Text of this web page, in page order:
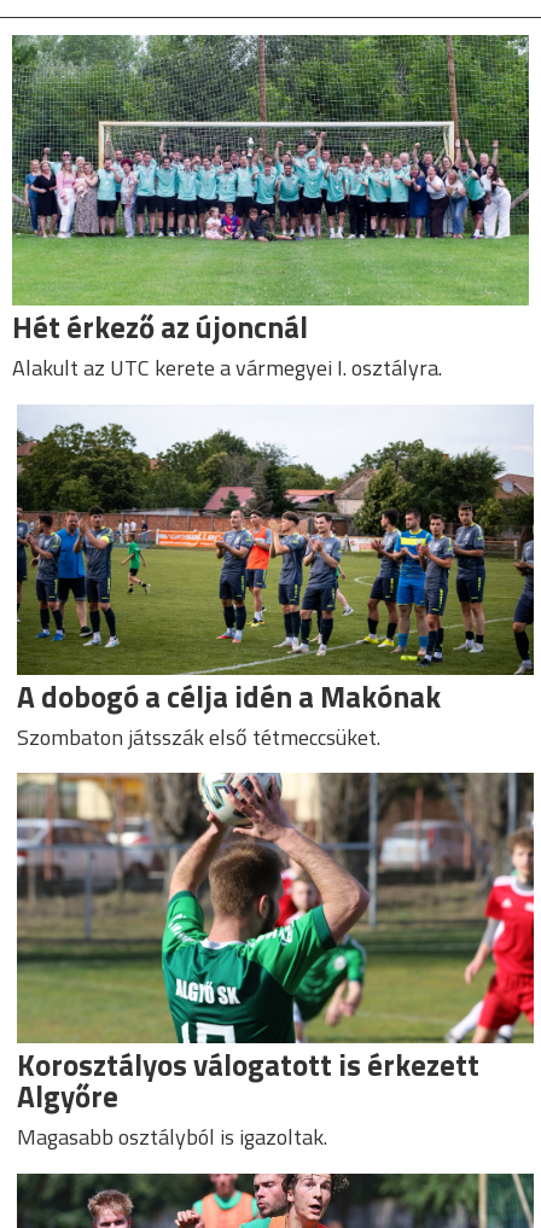
Hét érkező az újoncnál
Alakult az UTC kerete a vármegyei I. osztályra.
A dobogó a célja idén a Makónak
Szombaton játsszák első tétmeccsüket.
Korosztályos válogatott is érkezett
Algyőre
Magasabb osztályból is igazoltak.